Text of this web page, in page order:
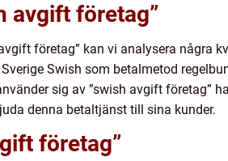
avgift företag”
företag” kan vi analysera några
Swish som betalmetod
sig av ”swish avgift företag”
denna betaltjänst till sina kunder.
företag”